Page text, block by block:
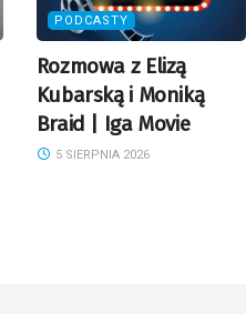
PODCASTY
Rozmowa z Elizą
Kubarską i Moniką
Braid | Iga Movie
5 SIERPNIA 2026